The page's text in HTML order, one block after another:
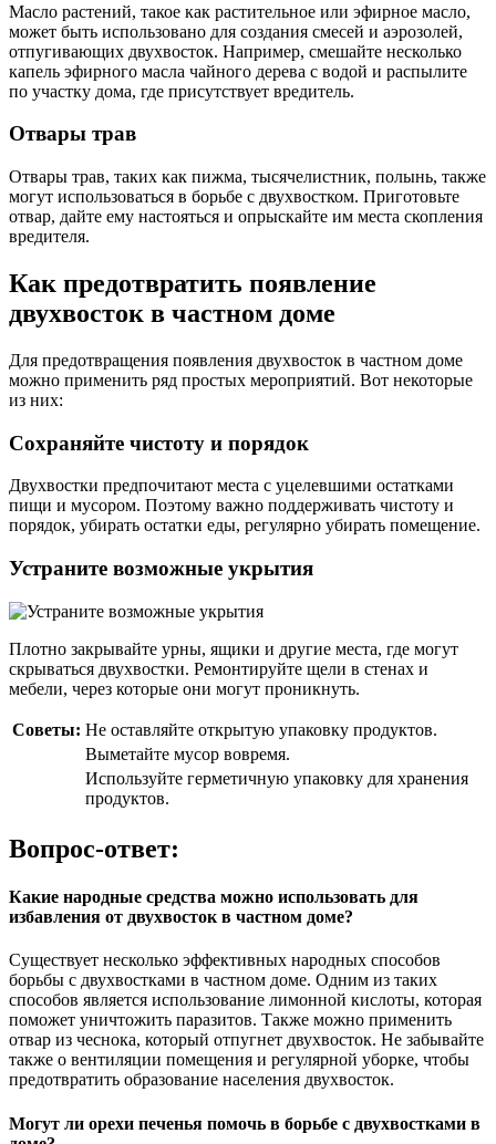
Масло растений, такое как растительное или эфирное масло,
может быть использовано для создания смесей и аэрозолей,
отпугивающих двухвосток. Например, смешайте несколько
капель эфирного масла чайного дерева с водой и распылите
по участку дома, где присутствует вредитель.
Отвары трав
Отвары трав, таких как пижма, тысячелистник, полынь, также
могут использоваться в борьбе с двухвостком. Приготовьте
отвар, дайте ему настояться и опрыскайте им места скопления
вредителя.
Как предотвратить появление
двухвосток в частном доме
Для предотвращения появления двухвосток в частном доме
можно применить ряд простых мероприятий. Вот некоторые
из них:
Сохраняйте чистоту и порядок
Двухвостки предпочитают места с уцелевшими остатками
пищи и мусором. Поэтому важно поддерживать чистоту и
порядок, убирать остатки еды, регулярно убирать помещение.
Устраните возможные укрытия
Плотно закрывайте урны, ящики и другие места, где могут
скрываться двухвостки. Ремонтируйте щели в стенах и
мебели, через которые они могут проникнуть.
Советы: Не оставляйте открытую упаковку продуктов.
Выметайте мусор вовремя.
Используйте герметичную упаковку для хранения
продуктов.
Вопрос-ответ:
Какие народные средства можно использовать для
избавления от двухвосток в частном доме?
Существует несколько эффективных народных способов
борьбы с двухвостками в частном доме. Одним из таких
способов является использование лимонной кислоты, которая
поможет уничтожить паразитов. Также можно применить
отвар из чеснока, который отпугнет двухвосток. Не забывайте
также о вентиляции помещения и регулярной уборке, чтобы
предотвратить образование населения двухвосток.
Могут ли орехи печенья помочь в борьбе с двухвостками в